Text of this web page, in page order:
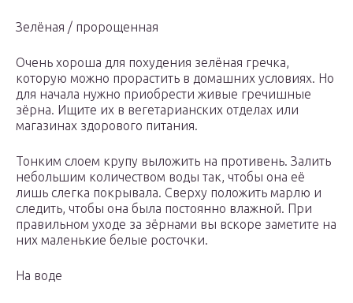
Зелёная / пророщенная
Очень хороша для похудения зелёная гречка,
которую можно прорастить в домашних условиях. Но
для начала нужно приобрести живые гречишные
зёрна. Ищите их в вегетарианских отделах или
магазинах здорового питания.
Тонким слоем крупу выложить на противень. Залить
небольшим количеством воды так, чтобы она её
лишь слегка покрывала. Сверху положить марлю и
следить, чтобы она была постоянно влажной. При
правильном уходе за зёрнами вы вскоре заметите на
них маленькие белые росточки.
На воде